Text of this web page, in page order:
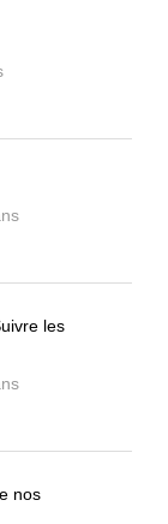
les
nos